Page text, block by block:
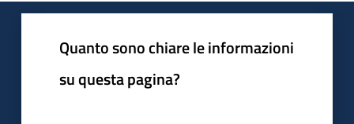
Quanto sono chiare le informazioni
su questa pagina?